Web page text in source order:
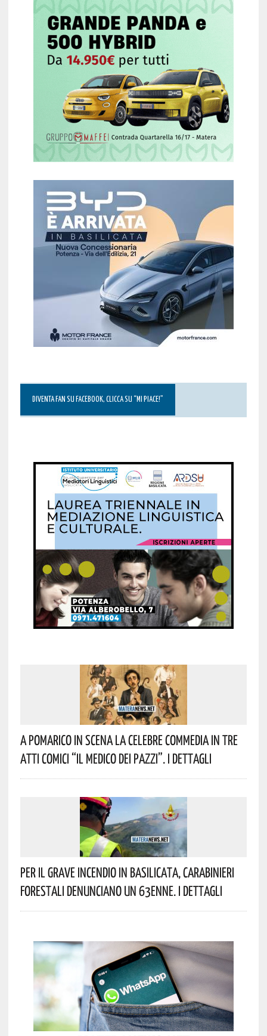
DIVENTA FAN SU FACEBOOK, CLICCA SU “MI PIACE!”
A Pomarico In Scena La Celebre Commedia In Tre
Atti Comici “Il Medico Dei Pazzi”. I Dettagli
Per Il Grave Incendio In Basilicata, Carabinieri
Forestali Denunciano Un 63enne. I Dettagli